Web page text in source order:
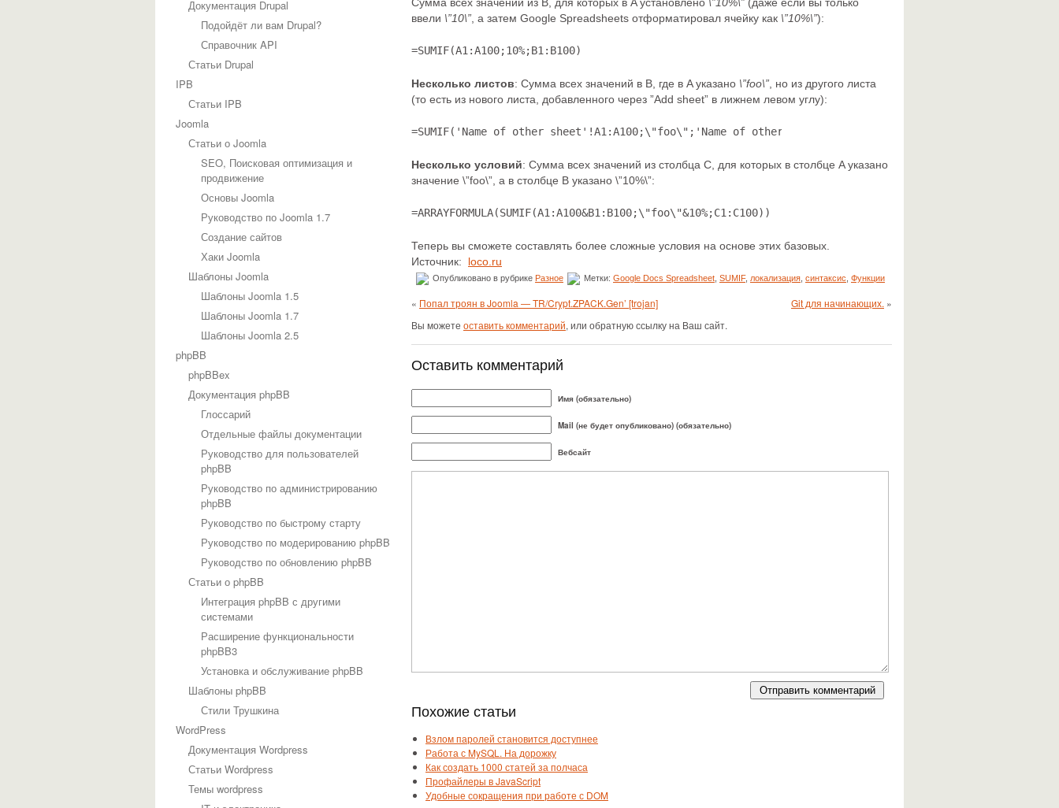
Документация Drupal
Подойдёт ли вам Drupal?
Справочник API
Статьи Drupal
IPB
Статьи IPB
Joomla
Статьи о Joomla
SEO, Поисковая оптимизация и
продвижение
Основы Joomla
Руководство по Joomla 1.7
Создание сайтов
Хаки Joomla
Шаблоны Joomla
Шаблоны Joomla 1.5
Шаблоны Joomla 1.7
Шаблоны Joomla 2.5
phpBB
phpBBex
Документация phpBB
Глоссарий
Отдельные файлы документации
Руководство для пользователей
phpBB
Руководство по администрированию
phpBB
Руководство по быстрому старту
Руководство по модерированию phpBB
Руководство по обновлению phpBB
Статьи о phpBB
Интеграция phpBB с другими
системами
Расширение функциональности
phpBB3
Установка и обслуживание phpBB
Шаблоны phpBB
Стили Трушкина
WordPress
Документация Wordpress
Статьи Wordpress
Темы wordpress
ввели \”10\” , а затем Google Spreadsheets отформатировал ячейку как \”10%\”):
=SUMIF(A1:A100;10%;B1:B100)
Несколько листов: Сумма всех значений в B, где в A указано \”foo\” , но из другого листа
(то есть из нового листа, добавленного через ”Add sheet” в лижнем левом углу):
=SUMIF('Name of other sheet'!A1:A100;\"foo\";'Name of other sheet'!B1:B100)
Несколько условий: Сумма всех значений из столбца C, для которых в столбце A указано
значение \”foo\”, а в столбце B указано \”10%\”:
=ARRAYFORMULA(SUMIF(A1:A100&B1:B100;\"foo\"&10%;C1:C100))
Теперь вы сможете составлять более сложные условия на основе этих базовых.
Источник: loco.ru
Опубликовано в рубрике Разное Метки: Google Docs Spreadsheet SUMIF, локализация синтаксис Функции
« Попал троян в Joomla — TR/Crypt.ZPACK.Gen’ [trojan] Git для начинающих. »
Вы можете оставить комментарий, или обратную ссылку на Ваш сайт.
Оставить комментарий
Имя (обязательно)
Mail (не будет опубликовано) (обязательно)
Вебсайт
Похожие статьи
Взлом паролей становится доступнее
Работа с MySQL. На дорожку
Как создать 1000 статей за полчаса
Профайлеры в JavaScript
Удобные сокращения при работе с DOM